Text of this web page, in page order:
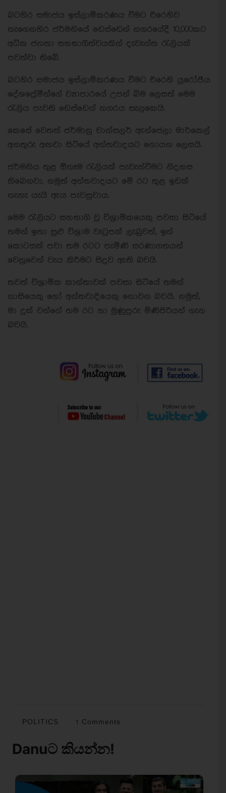
බටහිර සමාජය ඉස්ලාම්කරණය වීමට එරෙහිව
නැගෙනහිර ජර්මනියේ ඩෙස්ඩෙන් නගරයේදී 10,000කට
අධික ජනතා සහභාගීත්වයකින් දැවැන්ත රැලියක්
පවත්වා තිබේ.
බටහිර සමාජය ඉස්ලාම්කරණය වීමට එරෙහි යුරෝපීය
දේශප්‍රේමීන්ගේ ව්‍යාපාරයේ උපන් බිම ලෙසත් මෙම
රැලිය පැවති ඩෙස්ඩෙන් නගරය සැලකෙයි.
කෙසේ වෙතත් ජර්මානු චාන්සලර් ඇන්ජෙලා මාර්කෙල්
අනතුරු අඟවා සිටියේ අන්තවාදයට නොයන ලෙසයි.
ජර්මනිය තුළ ඕනෑම රැලියක් පැවැත්වීමට නිදහස
තිබෙනවා. නමුත් අන්තවාදයට මේ රට තුළ ඉඩක්
නැහැ යැයි ඇය පැවසුවාය.
මෙම රැලියට සහභාගි වූ විශ්‍රාමිකයෙකු පවසා සිටියේ
තමන් ඉතා සුළු විශ්‍රාම වැටුපක් ලැබුවත්, ඉන්
කොටසක් පවා තම රටට පැමිණි සරණාගතයන්
වෙනුවෙන් වැය කිරීමට සිදුව ඇති බවයි.
තවත් විශ්‍රාමික කාන්තාවක් පවසා සිටියේ තමන්
නාසියෙකු හෝ අන්තවාදියෙකු නොවන බවයි. නමුත්,
මා දුක් වන්නේ තම රට හා මුණුපුරු මිණිපිරියන් ගැන
බවයි.
POLITICS 1 Comments